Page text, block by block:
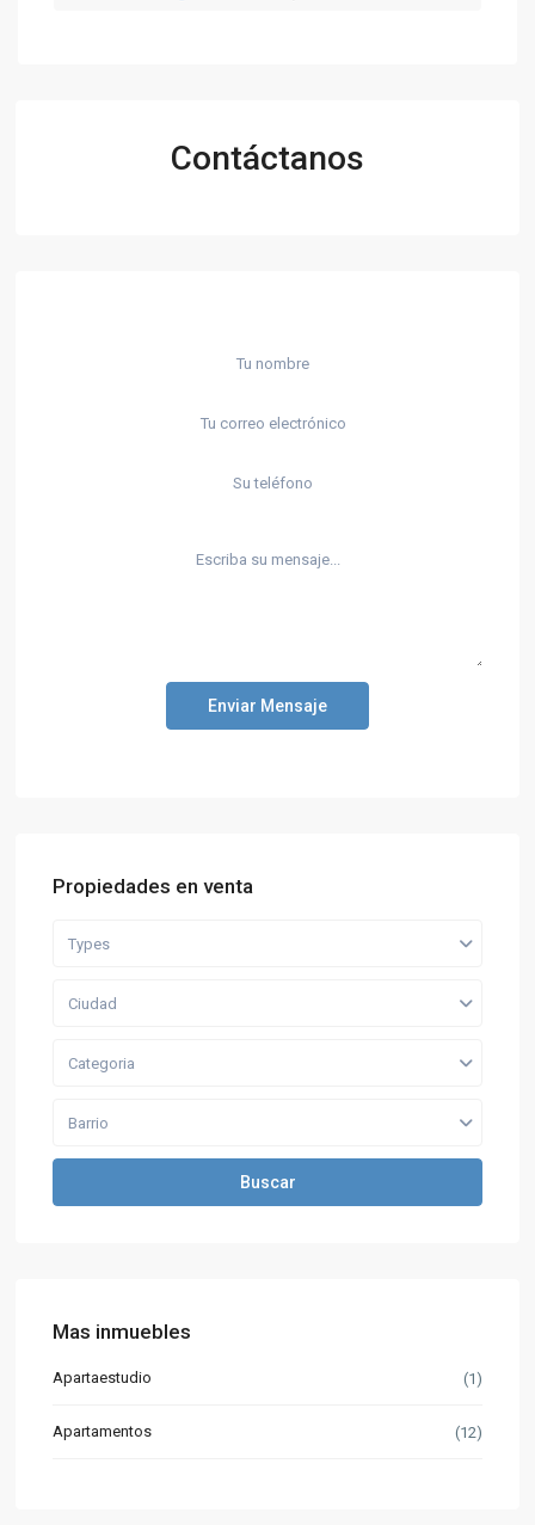
Contáctanos
Enviar Mensaje
Propiedades en venta
Types
Ciudad
Categoria
Barrio
Buscar
Mas inmuebles
Apartaestudio (1)
Apartamentos (12)